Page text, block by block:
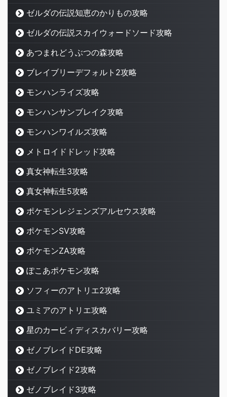
ゼルダの伝説知恵のかりもの攻略
ゼルダの伝説スカイウォードソード攻略
あつまれどうぶつの森攻略
ブレイブリーデフォルト2攻略
モンハンライズ攻略
モンハンサンブレイク攻略
モンハンワイルズ攻略
メトロイドドレッド攻略
真女神転生3攻略
真女神転生5攻略
ポケモンレジェンズアルセウス攻略
ポケモンSV攻略
ポケモンZA攻略
ぽこあポケモン攻略
ソフィーのアトリエ2攻略
ユミアのアトリエ攻略
星のカービィディスカバリー攻略
ゼノブレイドDE攻略
ゼノブレイド2攻略
ゼノブレイド3攻略